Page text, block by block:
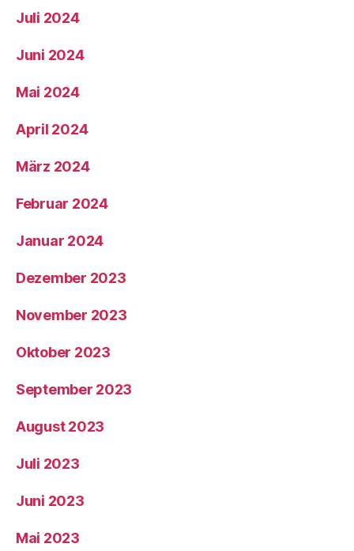
Juli 2024
Juni 2024
Mai 2024
April 2024
März 2024
Februar 2024
Januar 2024
Dezember 2023
November 2023
Oktober 2023
September 2023
August 2023
Juli 2023
Juni 2023
Mai 2023